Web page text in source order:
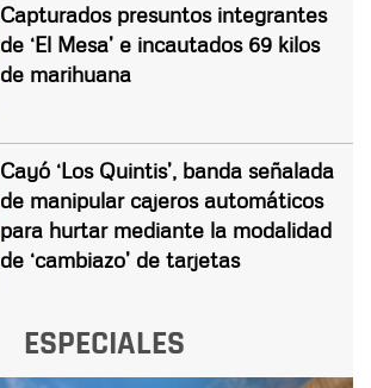
Capturados presuntos integrantes
de ‘El Mesa’ e incautados 69 kilos
de marihuana
Cayó ‘Los Quintis’, banda señalada
de manipular cajeros automáticos
para hurtar mediante la modalidad
de ‘cambiazo’ de tarjetas
ESPECIALES